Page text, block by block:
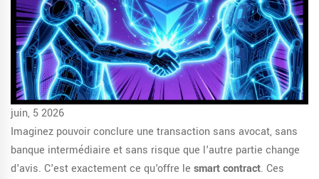
juin, 5 2026
Imaginez pouvoir conclure une transaction sans avocat, sans
banque intermédiaire et sans risque que l'autre partie change
d'avis. C'est exactement ce qu'offre le smart contract. Ces